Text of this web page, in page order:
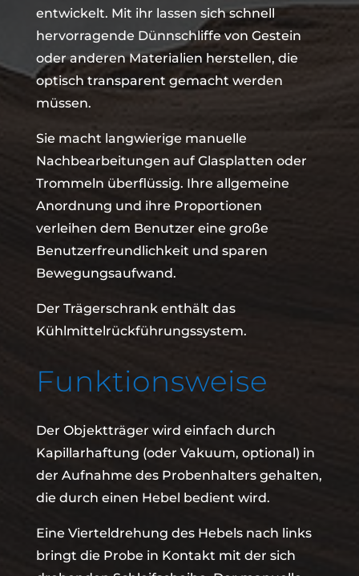
entwickelt. Mit ihr lassen sich schnell
hervorragende Dünnschliffe von Gestein
oder anderen Materialien herstellen, die
optisch transparent gemacht werden
müssen.
Sie macht langwierige manuelle
Nachbearbeitungen auf Glasplatten oder
Trommeln überflüssig. Ihre allgemeine
Anordnung und ihre Proportionen
verleihen dem Benutzer eine große
Benutzerfreundlichkeit und sparen
Bewegungsaufwand.
Der Trägerschrank enthält das
Kühlmittelrückführungssystem.
Funktionsweise
Der Objektträger wird einfach durch
Kapillarhaftung (oder Vakuum, optional) in
der Aufnahme des Probenhalters gehalten,
die durch einen Hebel bedient wird.
Eine Vierteldrehung des Hebels nach links
bringt die Probe in Kontakt mit der sich